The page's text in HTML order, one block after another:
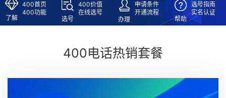
了解
400首页
400功能
选号
400价值
在线选号
办理
申请条件
开通流程
帮助
选号指南
实名认证
400电话热销套餐